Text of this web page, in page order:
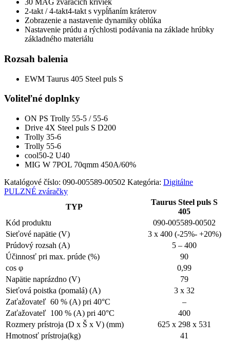
30 MAG zváracích kriviek
2-takt / 4-takt4-takt s vypĺňaním kráterov
Zobrazenie a nastavenie dynamiky oblúka
Nastavenie prúdu a rýchlosti podávania na základe hrúbky
základného materiálu
Rozsah balenia
EWM Taurus 405 Steel puls S
Voliteľné doplnky
ON PS Trolly 55-5 / 55-6
Drive 4X Steel puls S D200
Trolly 35-6
Trolly 55-6
cool50-2 U40
MIG W 7POL 70qmm 450A/60%
Katalógové číslo: 090-005589-00502 Kategória: Digitálne
PULZNÉ zváračky
TYP
Taurus Steel puls S
405
Kód produktu
090-005589-00502
Sieťové napätie (V)
3 x 400 (-25%- +20%)
Prúdový rozsah (A)
5 – 400
Účinnosť pri max. prúde (%)
90
cos φ
0,99
Napätie naprázdno (V)
79
Sieťová poistka (pomalá) (A)
3 x 32
Zaťažovateľ 60 % (A) pri 40°C
–
Zaťažovateľ 100 % (A) pri 40°C
400
Rozmery prístroja (D x Š x V) (mm)
625 x 298 x 531
Hmotnosť prístroja(kg)
41